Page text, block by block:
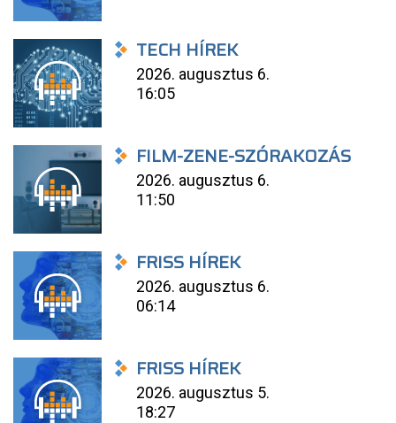
TECH HÍREK
2026. augusztus 6.
16:05
FILM-ZENE-SZÓRAKOZÁS
2026. augusztus 6.
11:50
FRISS HÍREK
2026. augusztus 6.
06:14
FRISS HÍREK
2026. augusztus 5.
18:27